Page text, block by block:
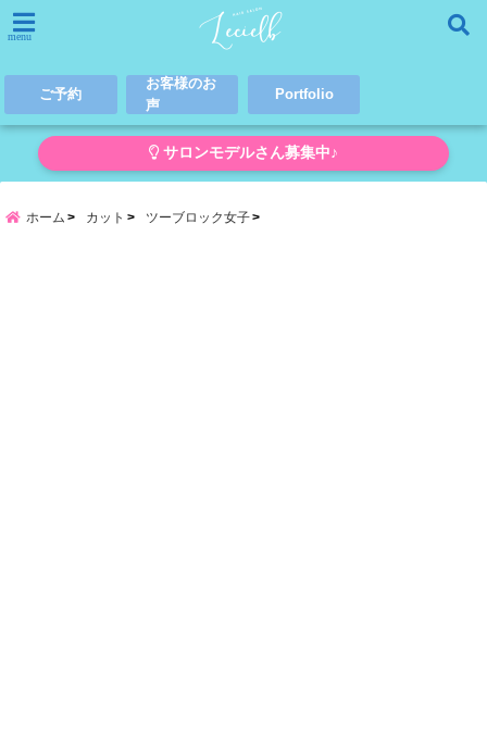
menu
ご予約
お客様のお
声
Portfolio
サロンモデルさん募集中♪
ホーム カット ツーブロック女子